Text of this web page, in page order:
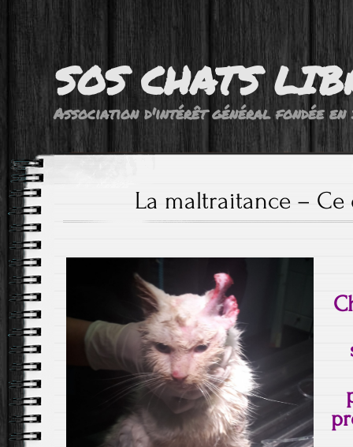
SOS CHATS
Association d'intérêt général fondée en
La maltraitance –